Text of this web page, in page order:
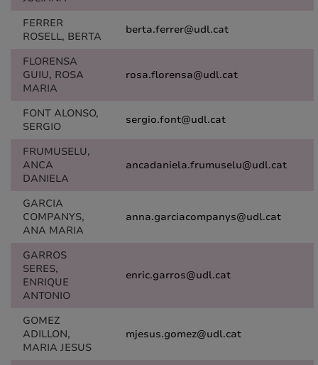
FERRER
ROSELL, BERTA
berta.ferrer@udl.cat
FLORENSA
GUIU, ROSA
MARIA
rosa.florensa@udl.cat
FONT ALONSO,
SERGIO
sergio.font@udl.cat
FRUMUSELU,
ANCA
DANIELA
ancadaniela.frumuselu@udl.cat
GARCIA
COMPANYS,
ANA MARIA
anna.garciacompanys@udl.cat
GARROS
SERES,
ENRIQUE
ANTONIO
enric.garros@udl.cat
GOMEZ
ADILLON,
MARIA JESUS
mjesus.gomez@udl.cat